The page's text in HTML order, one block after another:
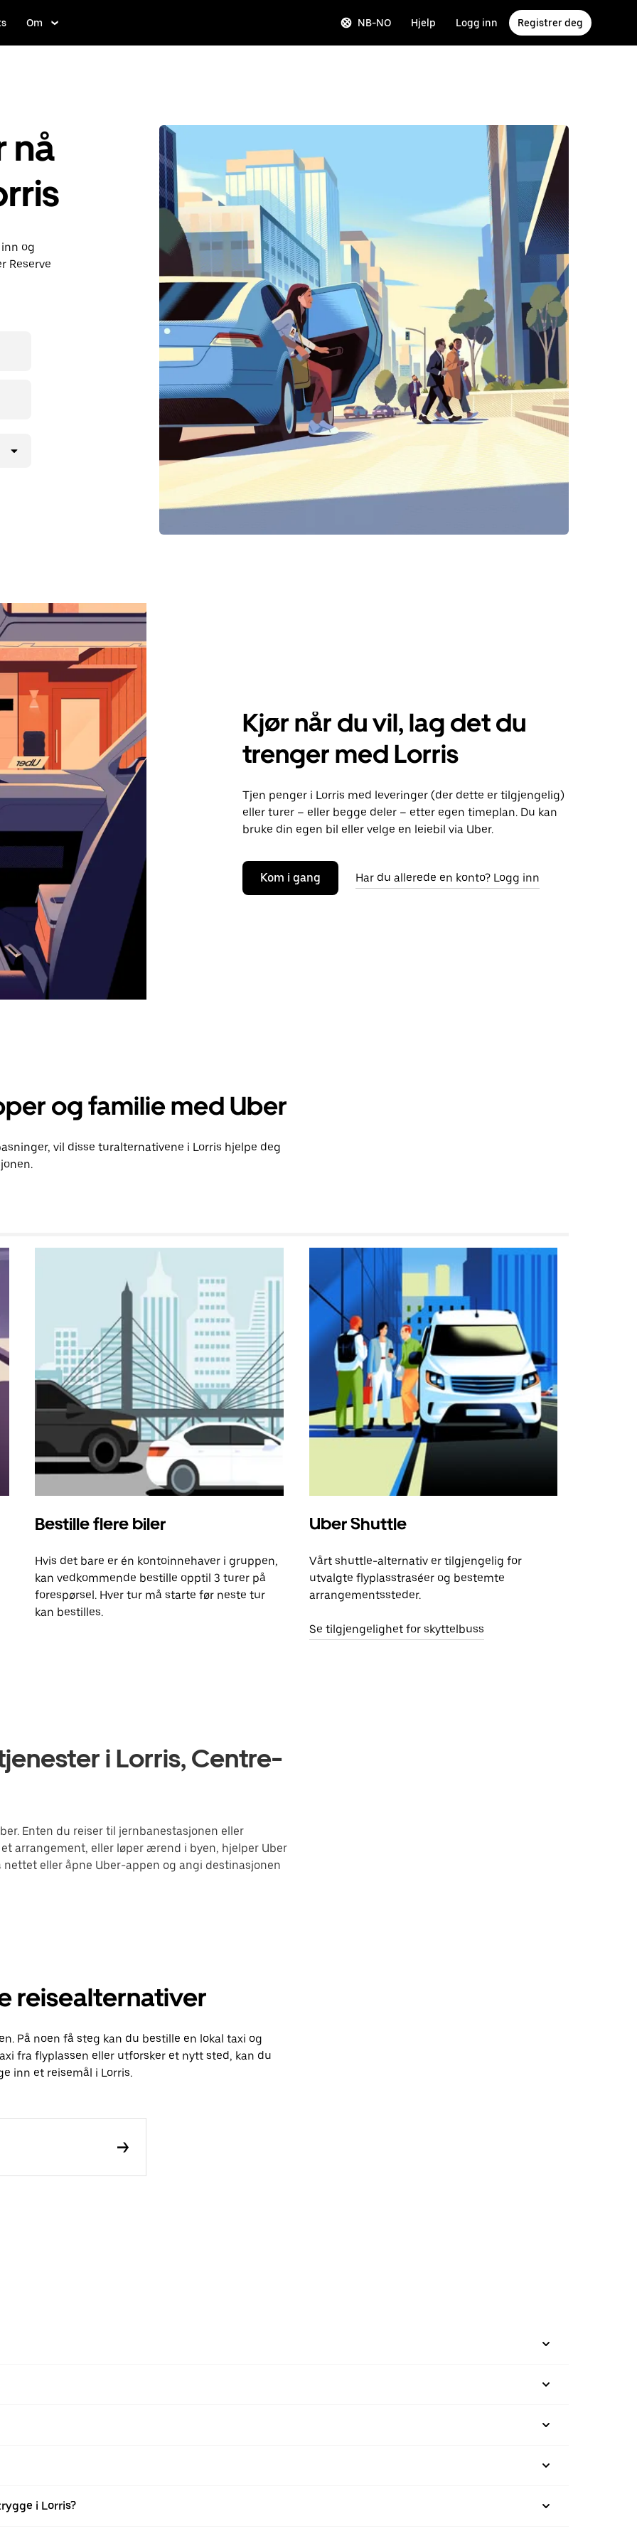
Om NB-NO Hjelp Logg inn Registrer deg
nå
og
Reserve
Kjør når du vil, lag det du
trenger med Lorris
Tjen penger i Lorris med leveringer (der dette er tilgjengelig)
eller turer – eller begge deler – etter egen timeplan. Du kan
bruke din egen bil eller velge en leiebil via Uber.
Kom i gang Har du allerede en konto? Logg inn
og familie med Uber
vil disse turalternativene i Lorris hjelpe deg
Bestille flere biler
Hvis det bare er én kontoinnehaver i gruppen,
kan vedkommende bestille opptil 3 turer på
forespørsel. Hver tur må starte før neste tur
kan bestilles.
Uber Shuttle
Vårt shuttle-alternativ er tilgjengelig for
utvalgte flyplasstraséer og bestemte
arrangementssteder.
Se tilgjengelighet for skyttelbuss
i Lorris, Centre-
Enten du reiser til jernbanestasjonen eller
arrangement, eller løper ærend i byen, hjelper Uber
eller åpne Uber-appen og angi destinasjonen
reisealternativer
På noen få steg kan du bestille en lokal taxi og
fra flyplassen eller utforsker et nytt sted, kan du
inn et reisemål i Lorris.
i Lorris?